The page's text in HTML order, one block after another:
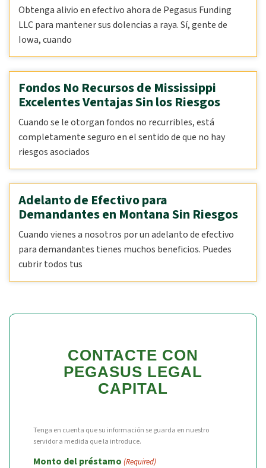
Obtenga alivio en efectivo ahora de Pegasus Funding
LLC para mantener sus dolencias a raya. Sí, gente de
Iowa, cuando
Fondos No Recursos de Mississippi
Excelentes Ventajas Sin los Riesgos
Cuando se le otorgan fondos no recurribles, está
completamente seguro en el sentido de que no hay
riesgos asociados
Adelanto de Efectivo para
Demandantes en Montana Sin Riesgos
Cuando vienes a nosotros por un adelanto de efectivo
para demandantes tienes muchos beneficios. Puedes
cubrir todos tus
CONTACTE CON
PEGASUS LEGAL
CAPITAL
Tenga en cuenta que su información se guarda en nuestro
servidor a medida que la introduce.
Monto del préstamo (Required)